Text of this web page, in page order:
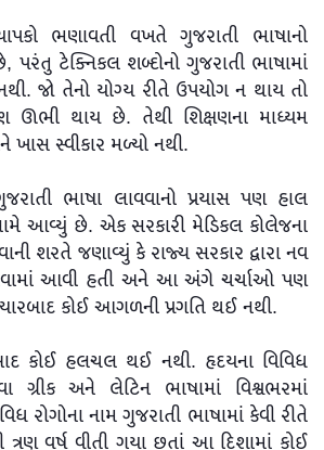
ભણાવતી વખતે ગુજરાતી ભાષાનો
પરંતુ ટેક્નિકલ શબ્દોનો ગુજરાતી ભાષામાં
જો તેનો યોગ્ય રીતે ઉપયોગ ન થાય તો
ઊભી થાય છે. તેથી શિક્ષણના માધ્યમ
ખાસ સ્વીકાર મળ્યો નથી.
ભાષા લાવવાનો પ્રયાસ પણ હાલ
આવ્યું છે. એક સરકારી મેડિકલ કોલેજના
શરતે જણાવ્યું કે રાજ્ય સરકાર દ્વારા નવ
આવી હતી અને આ અંગે ચર્ચાઓ પણ
કોઈ આગળની પ્રગતિ થઈ નથી.
કોઈ હલચલ થઈ નથી. હૃદયના વિવિધ
ગ્રીક અને લેટિન ભાષામાં વિશ્વભરમાં
રોગોના નામ ગુજરાતી ભાષામાં કેવી રીતે
વર્ષ વીતી ગયા છતાં આ દિશામાં કોઈ